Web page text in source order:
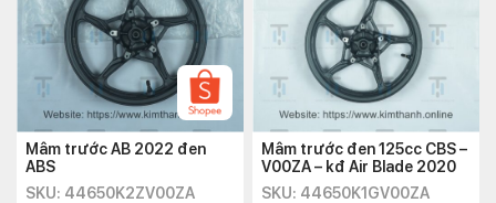
Mâm trước AB 2022 đen
ABS
SKU: 44650K2ZV00ZA
Mâm trước đen 125cc CBS –
V00ZA – kđ Air Blade 2020
SKU: 44650K1GV00ZA